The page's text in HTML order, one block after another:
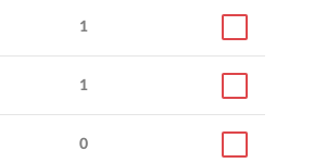
1
1
0